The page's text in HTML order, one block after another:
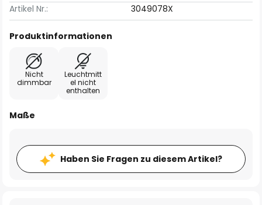
Artikel Nr.:
3049078X
Produktinformationen
Nicht
dimmbar
Leuchtmitt
el nicht
enthalten
Maße
Haben Sie Fragen zu diesem Artikel?